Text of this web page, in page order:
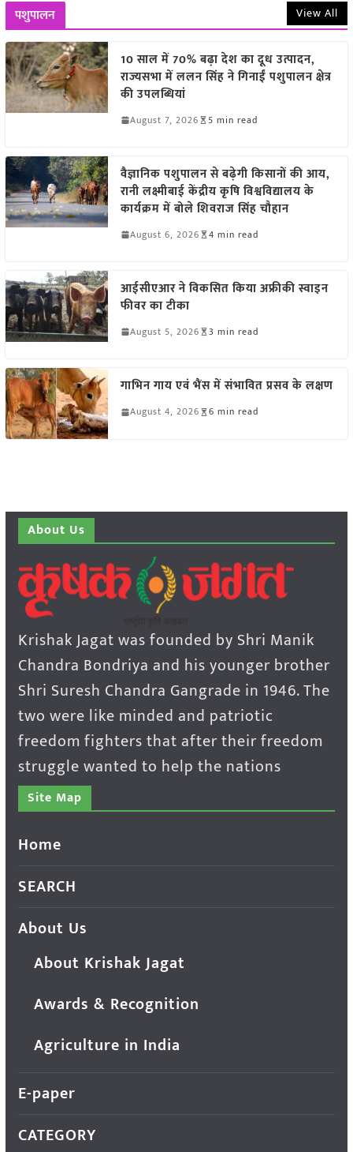
पशुपालन View All
10 साल में 70% बढ़ा देश का दूध उत्पादन,
राज्यसभा में ललन सिंह ने गिनाईं पशुपालन क्षेत्र
की उपलब्धियां
August 7, 2026 5 min read
वैज्ञानिक पशुपालन से बढ़ेगी किसानों की आय,
रानी लक्ष्मीबाई केंद्रीय कृषि विश्वविद्यालय के
कार्यक्रम में बोले शिवराज सिंह चौहान
August 6, 2026 4 min read
आईसीएआर ने विकसित किया अफ्रीकी स्वाइन
फीवर का टीका
August 5, 2026 3 min read
गाभिन गाय एवं भैंस में संभावित प्रसव के लक्षण
August 4, 2026 6 min read
About Us
Krishak Jagat was founded by Shri Manik
Chandra Bondriya and his younger brother
Shri Suresh Chandra Gangrade in 1946. The
two were like minded and patriotic
freedom fighters that after their freedom
struggle wanted to help the nations
Site Map
Home
SEARCH
About Us
About Krishak Jagat
Awards & Recognition
Agriculture in India
E-paper
CATEGORY